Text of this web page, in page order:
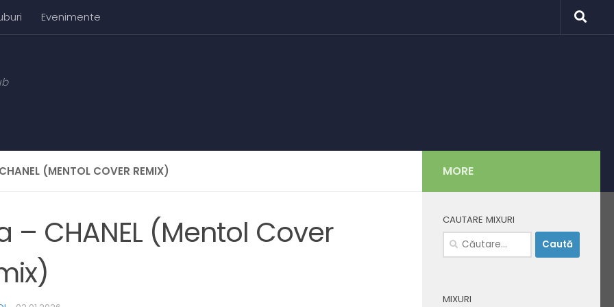
Evenimente
(MENTOL COVER REMIX)
– CHANEL (Mentol Cover
MORE
CAUTARE MIXURI
Caută
după:
MIXURI